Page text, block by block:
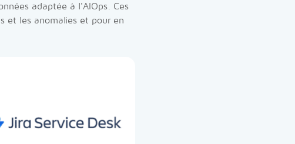
adaptée à l'AIOps. Ces
et les anomalies et pour en